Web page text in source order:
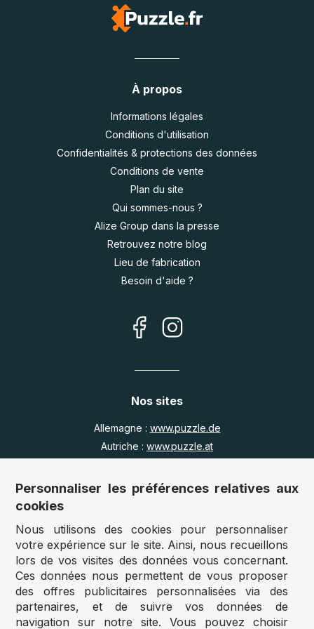
À propos
Informations légales
Conditions d'utilisation
Confidentialités & protections des données
Conditions de vente
Plan du site
Qui sommes-nous ?
Alize Group dans la presse
Retrouvez notre blog
Lieu de fabrication
Besoin d'aide ?
Nos sites
Allemagne : www.puzzle.de
Autriche : www.puzzle.at
Royaume Uni :
www.jigsawpuzzle.co.uk
Accès revendeurs / détaillants
Vous avez un magasin ?
Vous souhaitez accéder à nos prix revendeurs ?
Accéder au site Puzzle-pro
Personnaliser les préférences relatives aux
cookies
Nous utilisons des cookies pour personnaliser
votre expérience sur le site. Ainsi, nous recueillons
lors de vos visites des données vous concernant.
Ces données nous permettent de vous proposer
des offres publicitaires personnalisées via des
partenaires, et de suivre vos données de
navigation sur notre site. Vous pouvez choisir